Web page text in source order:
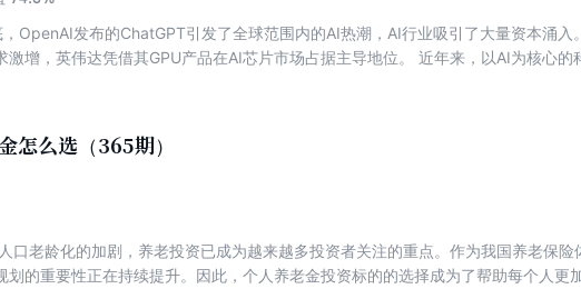
，OpenAI发布的ChatGPT引发了全球范围内的AI热潮，AI行业吸引了大量资本涌入
凭借其GPU产品在AI芯片市场占据主导地位。 近年来，以AI为核心的科技浪潮正在引
球专刊》 内容概要 章节介绍 1. AI带给软件产业长周期β机会的底层逻辑 2. Deepseek成功的
链梳理及核心龙头股 8. 三家电信运营商在人工智能领域的
力，核心增量在电源 10. 一个AI从业者的十年 【编辑推荐】 《雪球专刊》是国内
讨论集锦。本专刊全部内容均由雪球社区每日产生的大量高质量财经类UGC产生，
门为渴望财务自由，想拓展财经知识却无法长时间使用雪球的朋友，提供最好的阅
怎么选（365期）
口老龄化的加剧，养老投资已成为越来越多投资者关注的重点。作为我国养老保险
划的重要性正在持续提升。因此，个人养老金投资标的的选择成为了帮助每个人更